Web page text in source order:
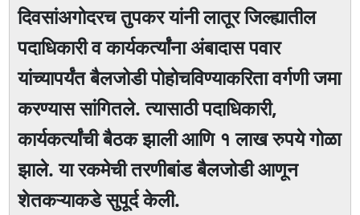
दिवसांअगोदरच तुपकर यांनी लातूर जिल्ह्यातील
पदाधिकारी व कार्यकर्त्यांना अंबादास पवार
यांच्यापर्यंत बैलजोडी पोहोचविण्याकरिता वर्गणी जमा
करण्यास सांगितले. त्यासाठी पदाधिकारी,
कार्यकर्त्यांची बैठक झाली आणि १ लाख रुपये गोळा
झाले. या रकमेची तरणीबांड बैलजोडी आणून
शेतकऱ्याकडे सुपूर्द केली.